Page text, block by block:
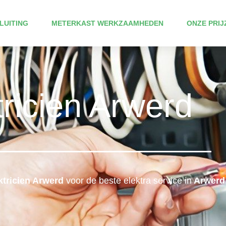
METERKAST WERKZAAMHEDEN ONZE
Arwerd
Arwerdvoor de beste elektra service in